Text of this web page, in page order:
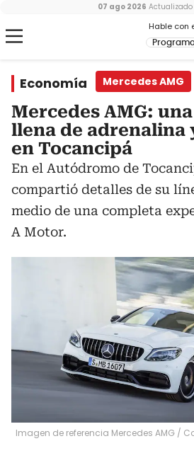
Hable con
07 ago 2026 Actualizado
Economía Mercedes AMG
Mercedes AMG:
llena de adrenalina
en Tocancipá
En el Autódromo de
compartió detalles de su
medio de una completa
A Motor.
Imagen de referencia Mercedes AMG /